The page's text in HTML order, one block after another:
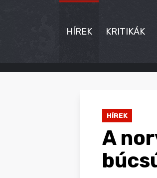
HÍREK KRITIKÁK
HÍREK
HÍREK
A